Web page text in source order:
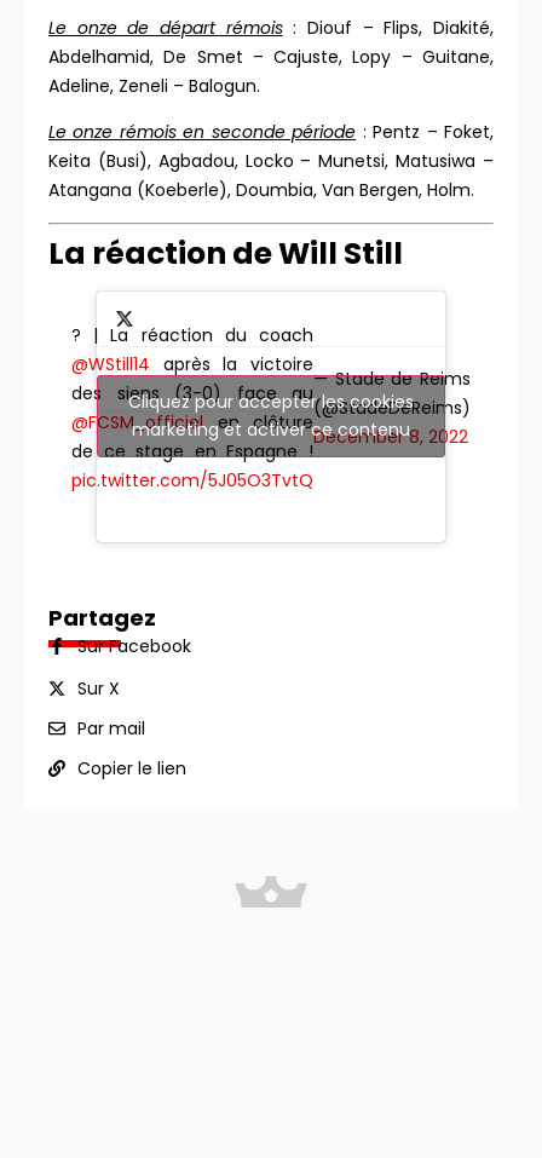
Le onze de départ rémois: Diouf – Flips, Diakité,
Abdelhamid, De Smet – Cajuste, Lopy – Guitane,
Adeline, Zeneli – Balogun.
Le onze rémois en seconde période : Pentz – Foket,
Keita (Busi), Agbadou, Locko – Munetsi, Matusiwa –
Atangana (Koeberle), Doumbia, Van Bergen, Holm.
La réaction de Will Still
? | La réaction du coach
@WStill14 après la victoire
des siens (3-0) face au
@FCSM_officielen clôture
de ce stage en Espagne !
pic.twitter.com/5J05O3TvtQ
— Stade de Reims
(@StadeDeReims)
December 8, 2022
Cliquez pour accepter les cookies
marketing et activer ce contenu
Partagez
Sur Facebook
Sur X
Par mail
Copier le lien